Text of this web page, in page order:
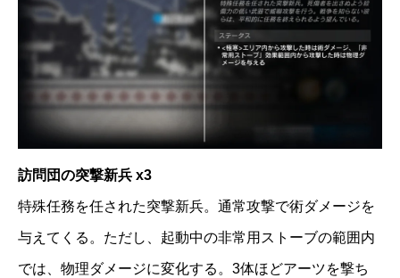
訪問団の突撃新兵 x3
特殊任務を任された突撃新兵。通常攻撃で術ダメージを
与えてくる。ただし、起動中の非常用ストーブの範囲内
では、物理ダメージに変化する。3体ほどアーツを撃ち